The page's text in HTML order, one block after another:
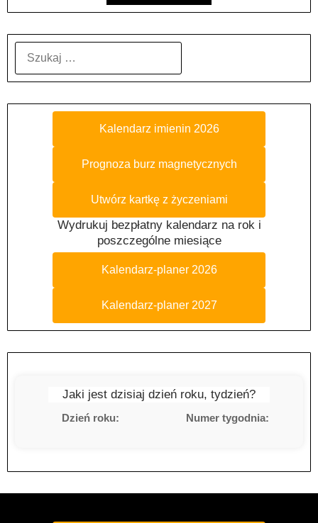
Kalendarz imienin 2026
Prognoza burz magnetycznych
Utwórz kartkę z życzeniami
Wydrukuj bezpłatny kalendarz na rok i
poszczególne miesiące
Kalendarz-planer 2026
Kalendarz-planer 2027
Jaki jest dzisiaj dzień roku, tydzień?
Dzień roku: Numer tygodnia: